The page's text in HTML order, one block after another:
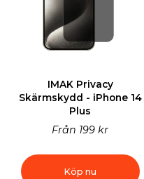
IMAK Privacy
Skärmskydd - iPhone 14
Plus
Från 199 kr
Köp nu